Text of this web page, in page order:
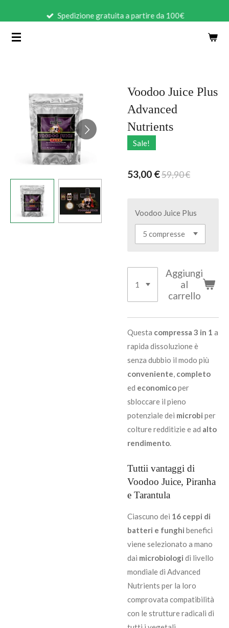
contenuto
Spedizione gratuita a partire da 100€
Voodoo Juice Plus
Advanced
Nutrients
Sale!
53,00 €59,90 €
Voodoo Juice Plus
Aggiungi
al
carrello
Questa compressa 3 in 1 a
rapida dissoluzione è
senza dubbio il modo più
conveniente, completo
ed economicoper
sbloccare il pieno
potenziale dei microbi per
colture redditizie e ad alto
rendimento.
Tuttii vantaggi di
Voodoo Juice, Piranha
e Tarantula
Ciascuno dei 16 ceppi di
batteri e funghi benefici
viene selezionato a mano
dai microbiologi di livello
mondiale di Advanced
Nutrients per la loro
comprovata compatibilità
con le strutture radicali di